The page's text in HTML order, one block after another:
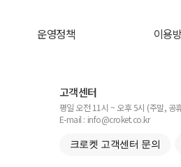
운영정책 이용
고객센터
평일 오전 11시 ~ 오후 5시 (주말, 공
E-mail : info@croket.co.kr
크로켓 고객센터 문의